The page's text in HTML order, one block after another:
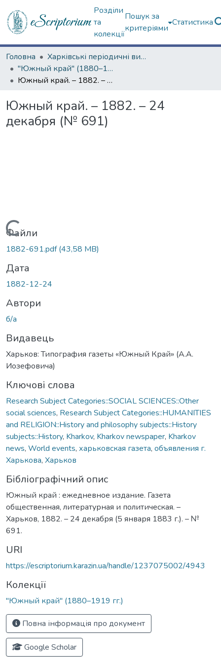
Розділи
та
колекції
Пошук за
критеріями
Статистика
Головна
Харківські періодичні видання
"Южный край" (1880–1919 гг.)
Южный край. – 1882. – 24 декабря (№ 691)
Южный край. – 1882. – 24
декабря (№ 691)
Вантажиться...
Файли
1882-691.pdf(43,58 MB)
Дата
1882-12-24
Автори
б/а
Видавець
Харьков: Типография газеты «Южный Край» (А.А.
Иозефовича)
Ключові слова
Research Subject Categories::SOCIAL SCIENCES::Other
social sciences, Research Subject Categories::HUMANITIES
and RELIGION::History and philosophy subjects::History
subjects::History, Kharkov, Kharkov newspaper, Kharkov
news, World events, харьковская газета, объявления г.
Харькова, Харьков
Бібліографічний опис
Южный край : ежедневное издание. Газета
общественная, литературная и политическая. –
Харьков, 1882. – 24 декабря (5 января 1883 г.). – №
691.
URI
https://escriptorium.karazin.ua/handle/1237075002/4943
Колекції
"Южный край" (1880–1919 гг.)
Повна інформація про документ
Google Scholar